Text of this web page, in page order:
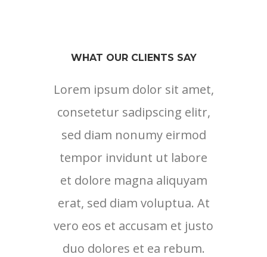
WHAT OUR CLIENTS SAY
Lorem ipsum dolor sit amet,
consetetur sadipscing elitr,
sed diam nonumy eirmod
tempor invidunt ut labore
et dolore magna aliquyam
erat, sed diam voluptua. At
vero eos et accusam et justo
duo dolores et ea rebum.